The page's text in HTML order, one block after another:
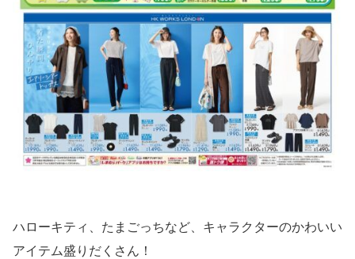
ハローキティ、たまごっちなど、キャラクターのかわいい
アイテム盛りだくさん！